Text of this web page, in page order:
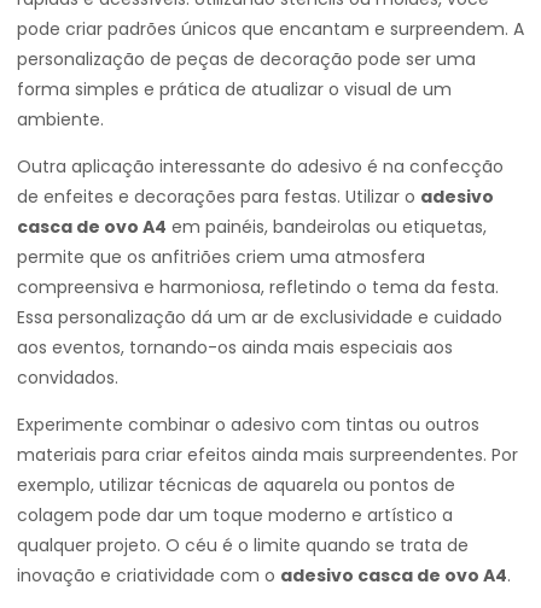
pode criar padrões únicos que encantam e surpreendem. A
personalização de peças de decoração pode ser uma
forma simples e prática de atualizar o visual de um
ambiente.
Outra aplicação interessante do adesivo é na confecção
de enfeites e decorações para festas. Utilizar o adesivo
casca de ovo A4 em painéis, bandeirolas ou etiquetas,
permite que os anfitriões criem uma atmosfera
compreensiva e harmoniosa, refletindo o tema da festa.
Essa personalização dá um ar de exclusividade e cuidado
aos eventos, tornando-os ainda mais especiais aos
convidados.
Experimente combinar o adesivo com tintas ou outros
materiais para criar efeitos ainda mais surpreendentes. Por
exemplo, utilizar técnicas de aquarela ou pontos de
colagem pode dar um toque moderno e artístico a
qualquer projeto. O céu é o limite quando se trata de
inovação e criatividade com o adesivo casca de ovo A4.